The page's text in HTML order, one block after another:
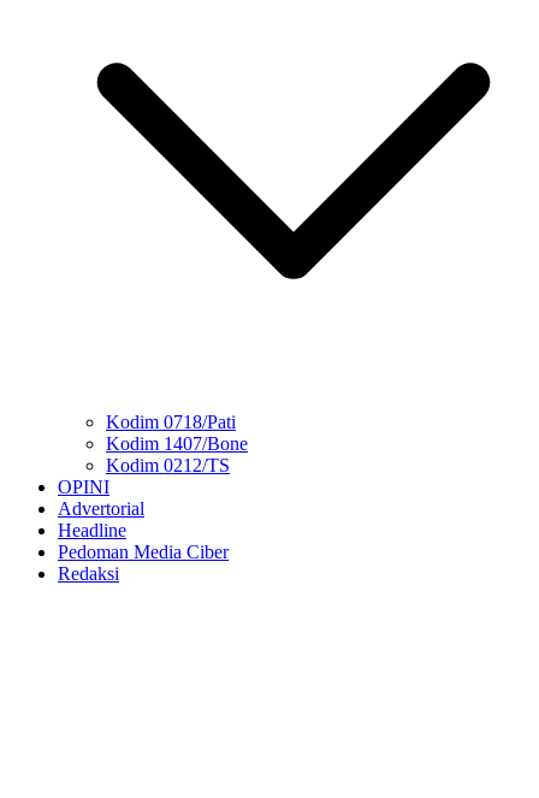
Kodim 0718/Pati
Kodim 1407/Bone
Kodim 0212/TS
OPINI
Advertorial
Headline
Pedoman Media Ciber
Redaksi